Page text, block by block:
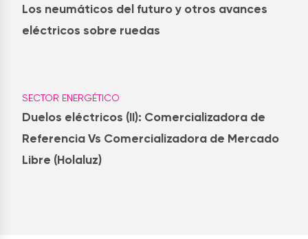
Los neumáticos del futuro y otros avances
eléctricos sobre ruedas
SECTOR ENERGÉTICO
Duelos eléctricos (II): Comercializadora de
Referencia Vs Comercializadora de Mercado
Libre (Holaluz)